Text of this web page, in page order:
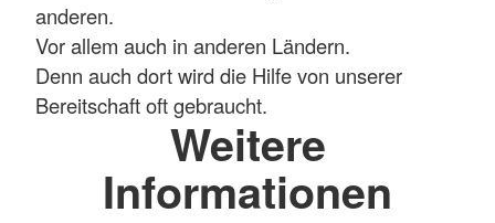
anderen.
Vor allem auch in anderen Ländern.
Denn auch dort wird die Hilfe von unserer
Bereitschaft oft gebraucht.
Weitere
Informationen